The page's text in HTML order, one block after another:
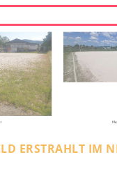
ERSTRAHLT IM